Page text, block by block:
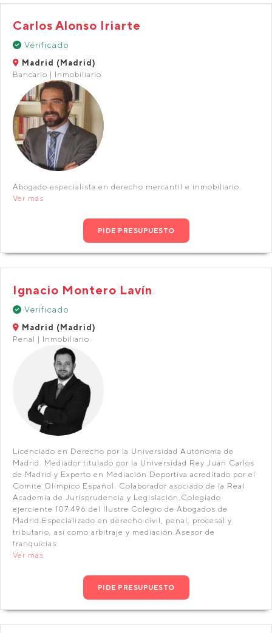
Carlos Alonso Iriarte
Verificado
Madrid (Madrid)
Bancario | Inmobiliario
Abogado especialista en derecho mercantil e inmobiliario.
Ver más
PIDE PRESUPUESTO
Ignacio Montero Lavín
Verificado
Madrid (Madrid)
Penal | Inmobiliario
Licenciado en Derecho por la Universidad Autónoma de
Madrid. Mediador titulado por la Universidad Rey Juan Carlos
de Madrid y Experto en Mediación Deportiva acreditado por el
Comité Olímpico Español. Colaborador asociado de la Real
Academia de Jurisprudencia y Legislación.Colegiado
ejerciente 107.496 del Ilustre Colegio de Abogados de
Madrid.Especializado en derecho civil, penal, procesal y
tributario, así como arbitraje y mediación.Asesor de
franquicias.
Ver más
PIDE PRESUPUESTO